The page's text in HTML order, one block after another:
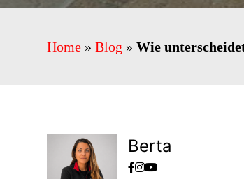
Home » Blog » Wie
Berta